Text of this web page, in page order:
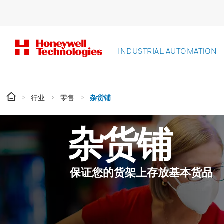
INDUSTRIAL AUTOMATION
行业 零售 杂货铺
杂货铺
保证您的货架上存放基本货品